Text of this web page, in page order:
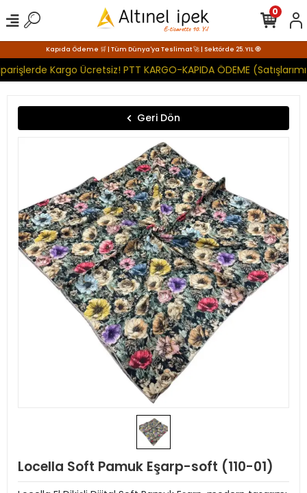
Kapıda Ödeme 🛒 | Tüm Dünya'ya Teslimat 🚀 | Sektörde 25. YIL 🧿
Kargo Ücretsiz! PTT KARGO-KAPIDA ÖDEME
0
Geri Dön
Locella Soft Pamuk Eşarp-soft (110-01)